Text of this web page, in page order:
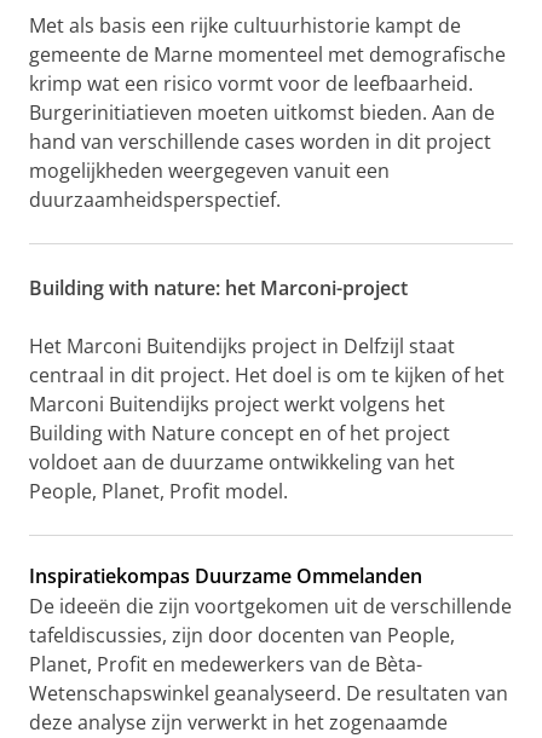
Met als basis een rijke cultuurhistorie kampt de
gemeente de Marne momenteel met demografische
krimp wat een risico vormt voor de leefbaarheid.
Burgerinitiatieven moeten uitkomst bieden. Aan de
hand van verschillende cases worden in dit project
mogelijkheden weergegeven vanuit een
duurzaamheidsperspectief.
Building with nature: het Marconi-project
Het Marconi Buitendijks project in Delfzijl staat
centraal in dit project. Het doel is om te kijken of het
Marconi Buitendijks project werkt volgens het
Building with Nature concept en of het project
voldoet aan de duurzame ontwikkeling van het
People, Planet, Profit model.
Inspiratiekompas Duurzame Ommelanden
De ideeën die zijn voortgekomen uit de verschillende
tafeldiscussies, zijn door docenten van People,
Planet, Profit en medewerkers van de Bèta-
Wetenschapswinkel geanalyseerd. De resultaten van
deze analyse zijn verwerkt in het zogenaamde